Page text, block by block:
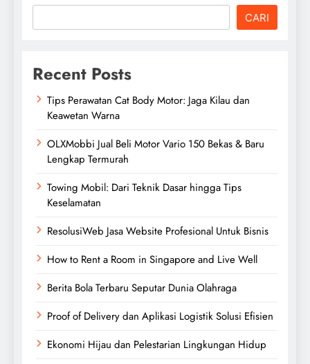
CARI
Recent Posts
Tips Perawatan Cat Body Motor: Jaga Kilau dan
Keawetan Warna
OLXMobbi Jual Beli Motor Vario 150 Bekas & Baru
Lengkap Termurah
Towing Mobil: Dari Teknik Dasar hingga Tips
Keselamatan
ResolusiWeb Jasa Website Profesional Untuk Bisnis
How to Rent a Room in Singapore and Live Well
Berita Bola Terbaru Seputar Dunia Olahraga
Proof of Delivery dan Aplikasi Logistik Solusi Efisien
Ekonomi Hijau dan Pelestarian Lingkungan Hidup